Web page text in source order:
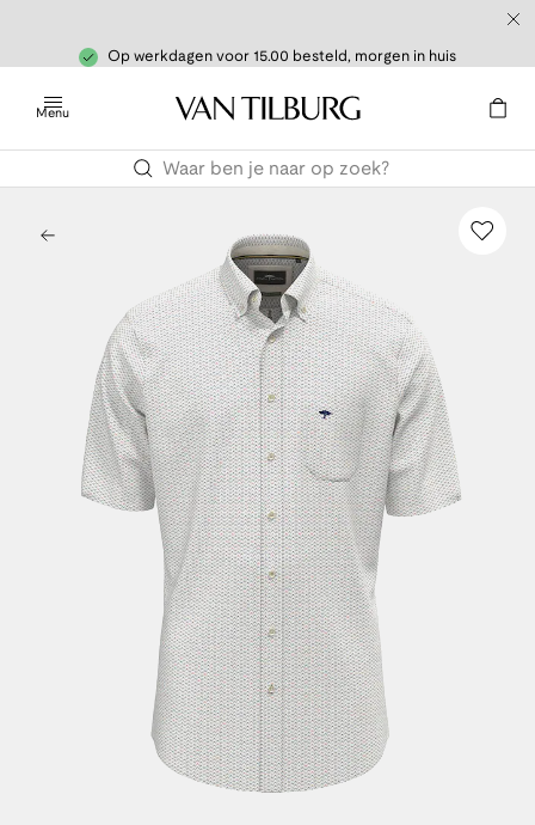
Op werkdagen voor 15.00 besteld, morgen in huis
Menu